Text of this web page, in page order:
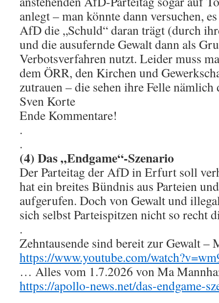
anlegt – man könnte dann versuchen,
AfD die „Schuld“ daran trägt (durch
und die ausufernde Gewalt dann als
Verbotsverfahren nutzt. Leider muss
dem ÖRR, den Kirchen und
zutrauen – die sehen ihre Felle
Sven Korte
Ende Kommentare!
.
.
(4) Das „Endgame“-Szenario
Der Parteitag der AfD in Erfurt soll
hat ein breites Bündnis aus Parteien
aufgerufen. Doch von Gewalt und
sich selbst Parteispitzen nicht so recht
.
Zehntausende sind bereit zur Gewalt –
https://www.youtube.com/
… Alles vom 1.7.2026 von Ma
https://apollo-news.net/das-endgame-